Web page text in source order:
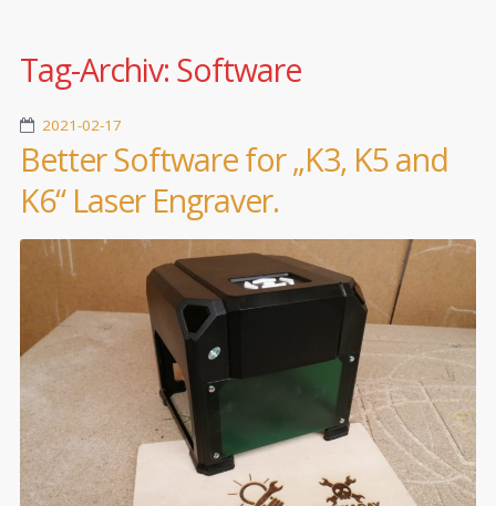
Tag-Archiv: Software
2021-02-17
Better Software for „K3, K5 and
K6“ Laser Engraver.